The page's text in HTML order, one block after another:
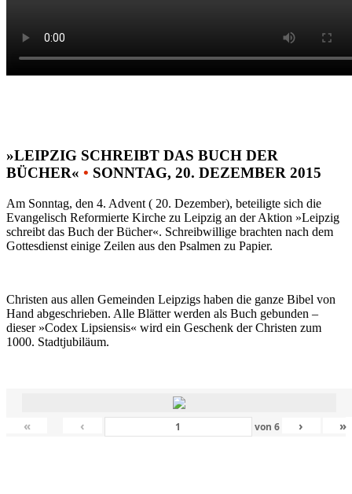
»LEIPZIG SCHREIBT DAS BUCH DER
BÜCHER« • SONNTAG, 20. DEZEMBER 2015
Am Sonntag, den 4. Advent ( 20. Dezember), beteiligte sich die
Evangelisch Reformierte Kirche zu Leipzig an der Aktion »Leipzig
schreibt das Buch der Bücher«. Schreibwillige brachten nach dem
Gottesdienst einige Zeilen aus den Psalmen zu Papier.
Christen aus allen Gemeinden Leipzigs haben die ganze Bibel von
Hand abgeschrieben. Alle Blätter werden als Buch gebunden –
dieser »Codex Lipsiensis« wird ein Geschenk der Christen zum
1000. Stadtjubiläum.
« ‹ von 6 › »